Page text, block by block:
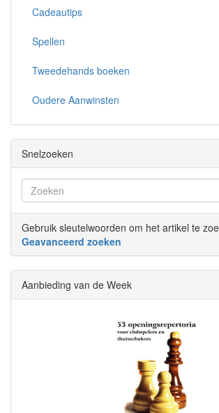
Cadeautips
Spellen
Tweedehands boeken
Oudere Aanwinsten
Snelzoeken
Gebruik sleutelwoorden om het artikel te
Geavanceerd zoeken
Aanbieding van de Week